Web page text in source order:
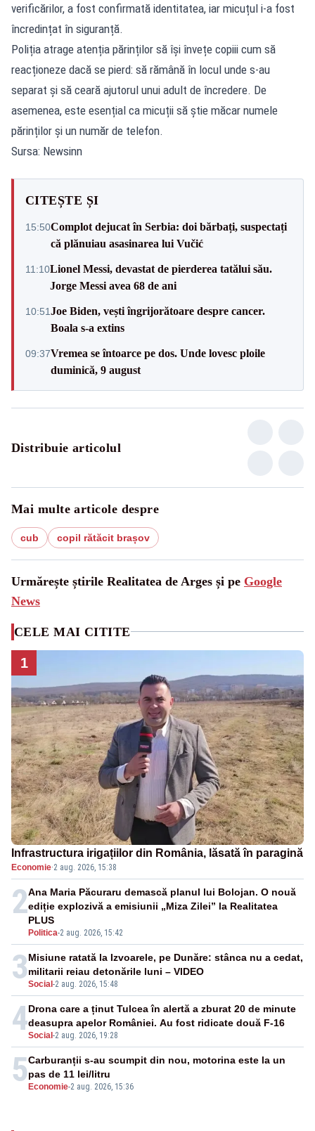
verificărilor, a fost confirmată identitatea, iar micuțul i-a fost
încredințat în siguranță.
Poliția atrage atenția părinților să își învețe copiii cum să
reacționeze dacă se pierd: să rămână în locul unde s-au
separat și să ceară ajutorul unui adult de încredere. De
asemenea, este esențial ca micuții să știe măcar numele
părinților și un număr de telefon.
Sursa: Newsinn
CITEȘTE ȘI
15:50Complot dejucat în Serbia: doi bărbați, suspectați
că plănuiau asasinarea lui Vučić
11:10Lionel Messi, devastat de pierderea tatălui său.
Jorge Messi avea 68 de ani
10:51Joe Biden, vești îngrijorătoare despre cancer.
Boala s-a extins
09:37Vremea se întoarce pe dos. Unde lovesc ploile
duminică, 9 august
Distribuie articolul
Mai multe articole despre
cub copil rătăcit brașov
Urmărește știrile Realitatea de Arges și pe Google
News
CELE MAI CITITE
1
Infrastructura irigațiilor din România, lăsată în paragină
Economie·2 aug. 2026, 15:38
2
Politica-2 aug. 2026, 15:42
Ana Maria Păcuraru demască planul lui Bolojan. O nouă
ediție explozivă a emisiunii „Miza Zilei” la Realitatea
PLUS
3Social -2 aug. 2026, 15:48
Misiune ratată la Izvoarele, pe Dunăre: stânca nu a cedat,
militarii reiau detonările luni – VIDEO
4Social -2 aug. 2026, 19:28
Drona care a ținut Tulcea în alertă a zburat 20 de minute
deasupra apelor României. Au fost ridicate două F-16
5 Economie-2 aug. 2026, 15:36
Carburanții s-au scumpit din nou, motorina este la un
pas de 11 lei/litru